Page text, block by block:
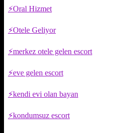
Oral Hizmet
Otele Geliyor
merkez otele gelen escort
eve gelen escort
kendi evi olan bayan
kondumsuz escort